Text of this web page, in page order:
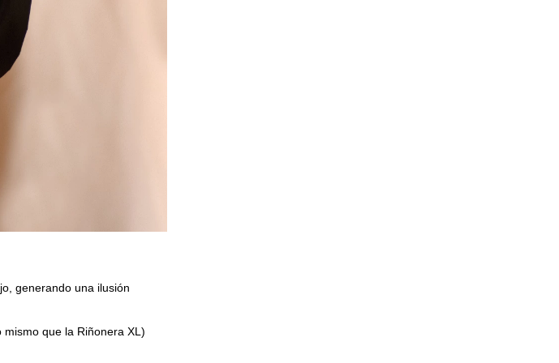
generando una ilusión
que la Riñonera XL)